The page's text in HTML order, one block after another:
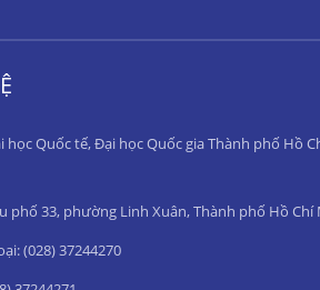
học Quốc tế, Đại học Quốc gia Thành phố Hồ
phố 33, phường Linh Xuân, Thành phố Hồ Chí
(028) 37244270